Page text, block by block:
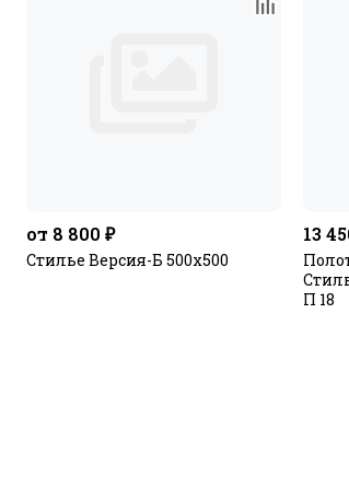
от 8 800 ₽
Стилье Версия-Б 500х500
13
П 18